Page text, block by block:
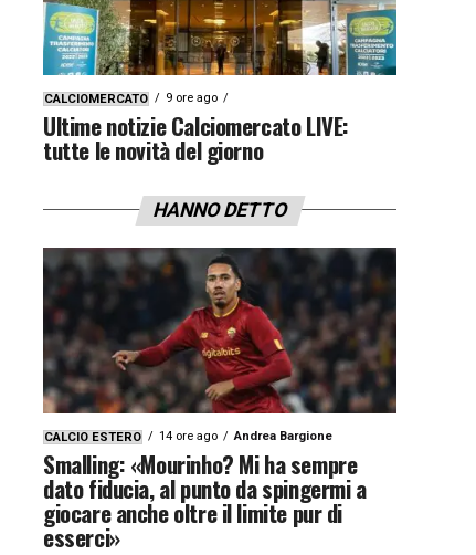
CALCIOMERCATO 9 ore ago
Ultime notizie Calciomercato LIVE:
tutte le novità del giorno
HANNO DETTO
CALCIO ESTERO 14 ore ago Andrea Bargione
Smalling: «Mourinho? Mi ha sempre
dato fiducia, al punto da spingermi a
giocare anche oltre il limite pur di
esserci»